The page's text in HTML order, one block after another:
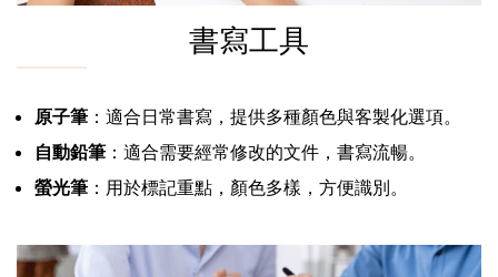
書寫工具
原子筆 ：適合日常書寫，提供多種顏色與客製化選項。
自動鉛筆 ：適合需要經常修改的文件，書寫流暢。
螢光筆 ：用於標記重點，顏色多樣，方便識別。